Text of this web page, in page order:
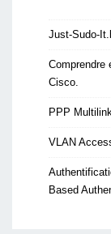
Just-Sudo-
Comprendre
Cisco.
PPP
VLAN
Based